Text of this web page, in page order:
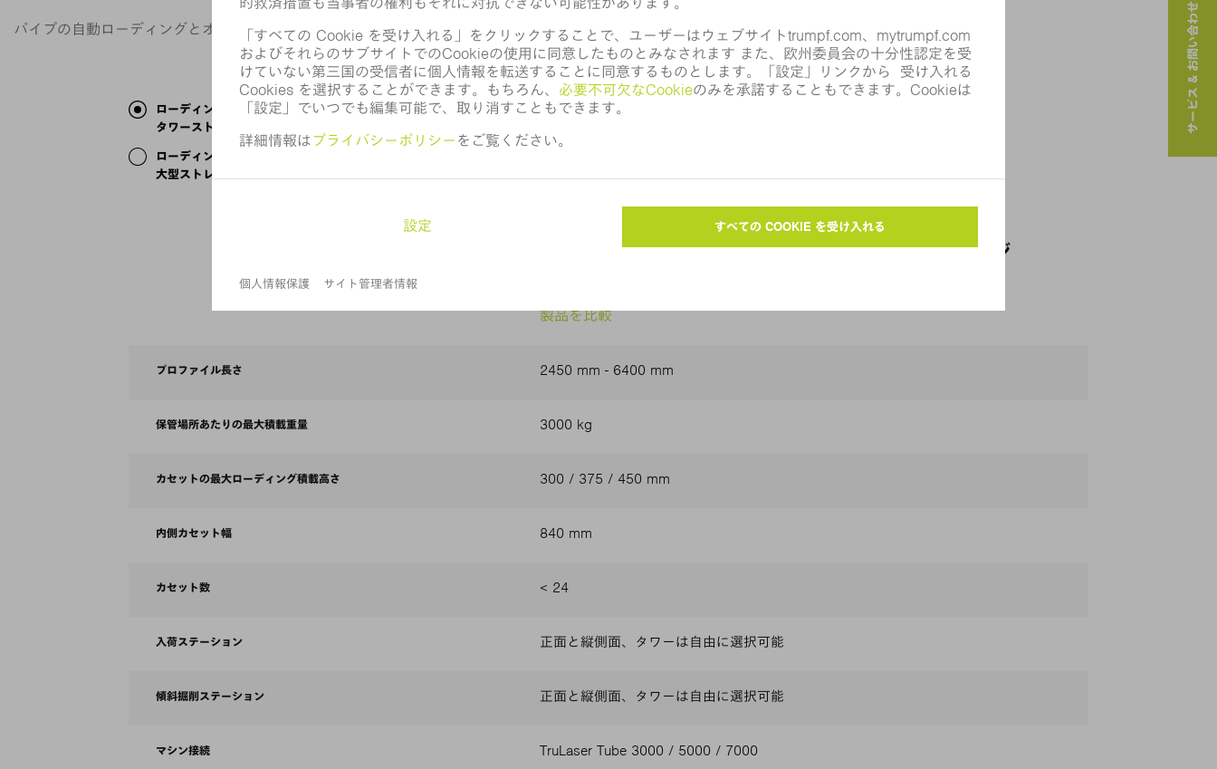
パイプの自動ローディングとオペレータの拘束時間短縮を可能にする接続型パイプストレージ
ローディングオートメーションと長尺物
タワーストレージSTOPA LG-T (6.4 M)
ローディングオートメーションと長尺物
ローディングオートメーションと長尺物
大型ストレージSTOPA LG-U (8.05 M)
ローディングオートメーションと長尺物タワーストレージ
製品を比較
プロファイル長さ 2450 mm - 6400 mm
保管場所あたりの最大積載重量 3000 kg
カセットの最大ローディング積載高さ 300 / 375 / 450 mm
内側カセット幅 840 mm
カセット数 < 24
入荷ステーション 正面と縦側面、タワーは自由に選択可能
傾斜掘削ステーション 正面と縦側面、タワーは自由に選択可能
マシン接続 TruLaser Tube 3000 / 5000 / 7000
サービス & お問い合わせ